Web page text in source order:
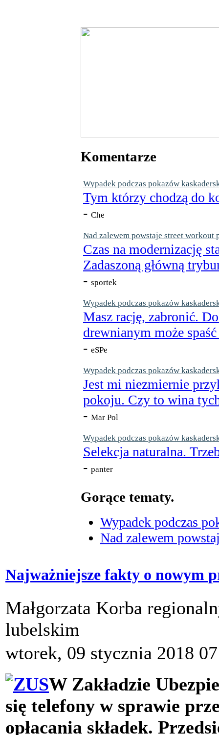
Komentarze
Wypadek podczas pokazów
Tym którzy chodzą do
- Che
Nad zalewem powstaje street workout
Czas na modernizację
Zadaszoną główną
- sportek
Wypadek podczas pokazów
Masz rację, zabronić.
drewnianym może
- eSPe
Wypadek podczas pokazów
Jest mi niezmiernie
pokoju. Czy to wina
- Mar Pol
Wypadek podczas pokazów
Selekcja naturalna.
- panter
Gorące tematy.
Wypadek podczas
Nad zalewem
Najważniejsze fakty o nowym
Małgorzata Korba
lubelskim
wtorek, 09 stycznia 2018
W Zakładzie
się telefony w sprawie
opłacania składek.